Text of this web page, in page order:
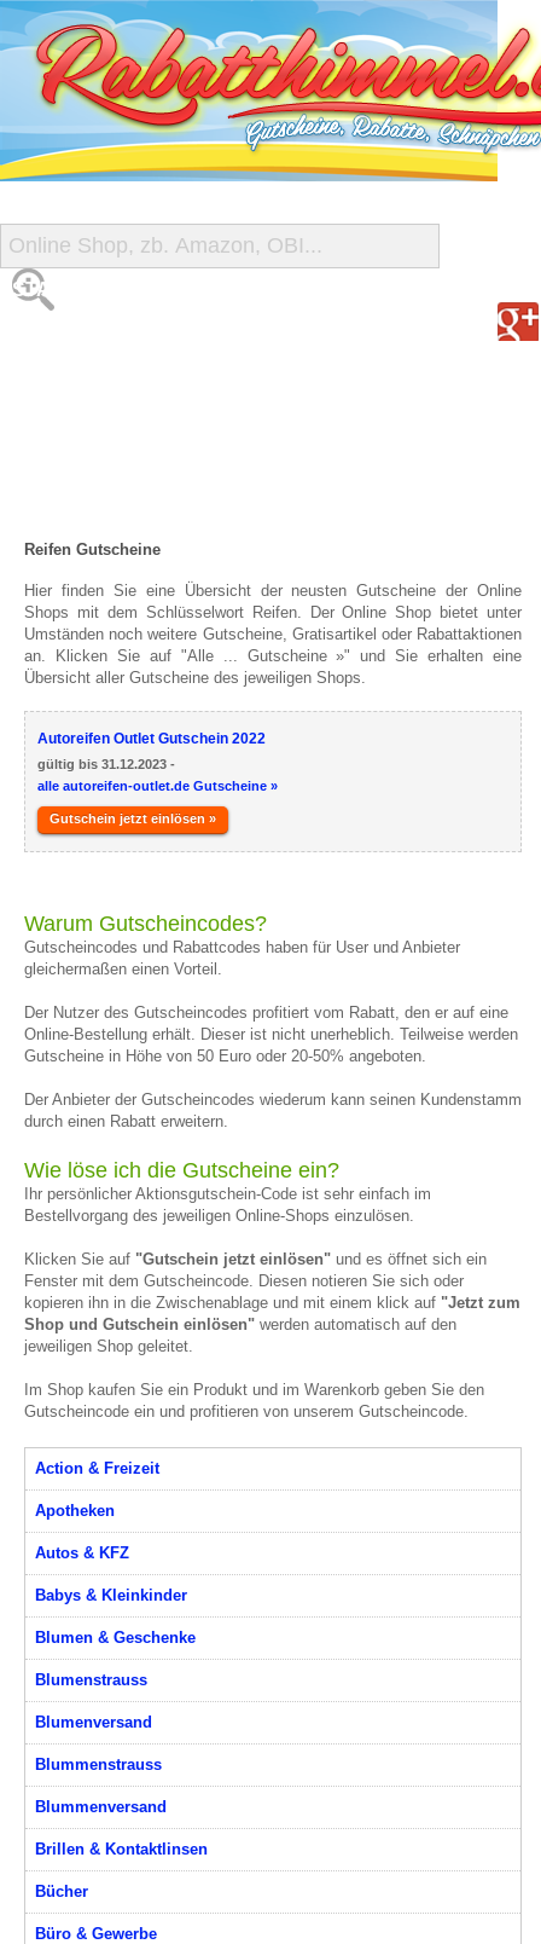
START
Reifen Gutscheine
Hier finden Sie eine Übersicht der neusten Gutscheine der Online
Shops mit dem Schlüsselwort Reifen. Der Online Shop bietet unter
Umständen noch weitere Gutscheine, Gratisartikel oder Rabattaktionen
an. Klicken Sie auf "Alle ... Gutscheine »" und Sie erhalten eine
Übersicht aller Gutscheine des jeweiligen Shops.
Autoreifen Outlet Gutschein 2022
gültig bis 31.12.2023 -
alle autoreifen-outlet.de Gutscheine »
Gutschein jetzt einlösen »
Warum Gutscheincodes?
Gutscheincodes und Rabattcodes haben für User und Anbieter
gleichermaßen einen Vorteil.
Der Nutzer des Gutscheincodes profitiert vom Rabatt, den er auf eine
Online-Bestellung erhält. Dieser ist nicht unerheblich. Teilweise werden
Gutscheine in Höhe von 50 Euro oder 20-50% angeboten.
Der Anbieter der Gutscheincodes wiederum kann seinen Kundenstamm
durch einen Rabatt erweitern.
Wie löse ich die Gutscheine ein?
Ihr persönlicher Aktionsgutschein-Code ist sehr einfach im
Bestellvorgang des jeweiligen Online-Shops einzulösen.
Klicken Sie auf "Gutschein jetzt einlösen" und es öffnet sich ein
Fenster mit dem Gutscheincode. Diesen notieren Sie sich oder
kopieren ihn in die Zwischenablage und mit einem klick auf "Jetzt zum
Shop und Gutschein einlösen" werden automatisch auf den
jeweiligen Shop geleitet.
Im Shop kaufen Sie ein Produkt und im Warenkorb geben Sie den
Gutscheincode ein und profitieren von unserem Gutscheincode.
Action & Freizeit
Apotheken
Autos & KFZ
Babys & Kleinkinder
Blumen & Geschenke
Blumenstrauss
Blumenversand
Blummenstrauss
Blummenversand
Brillen & Kontaktlinsen
Bücher
Büro & Gewerbe